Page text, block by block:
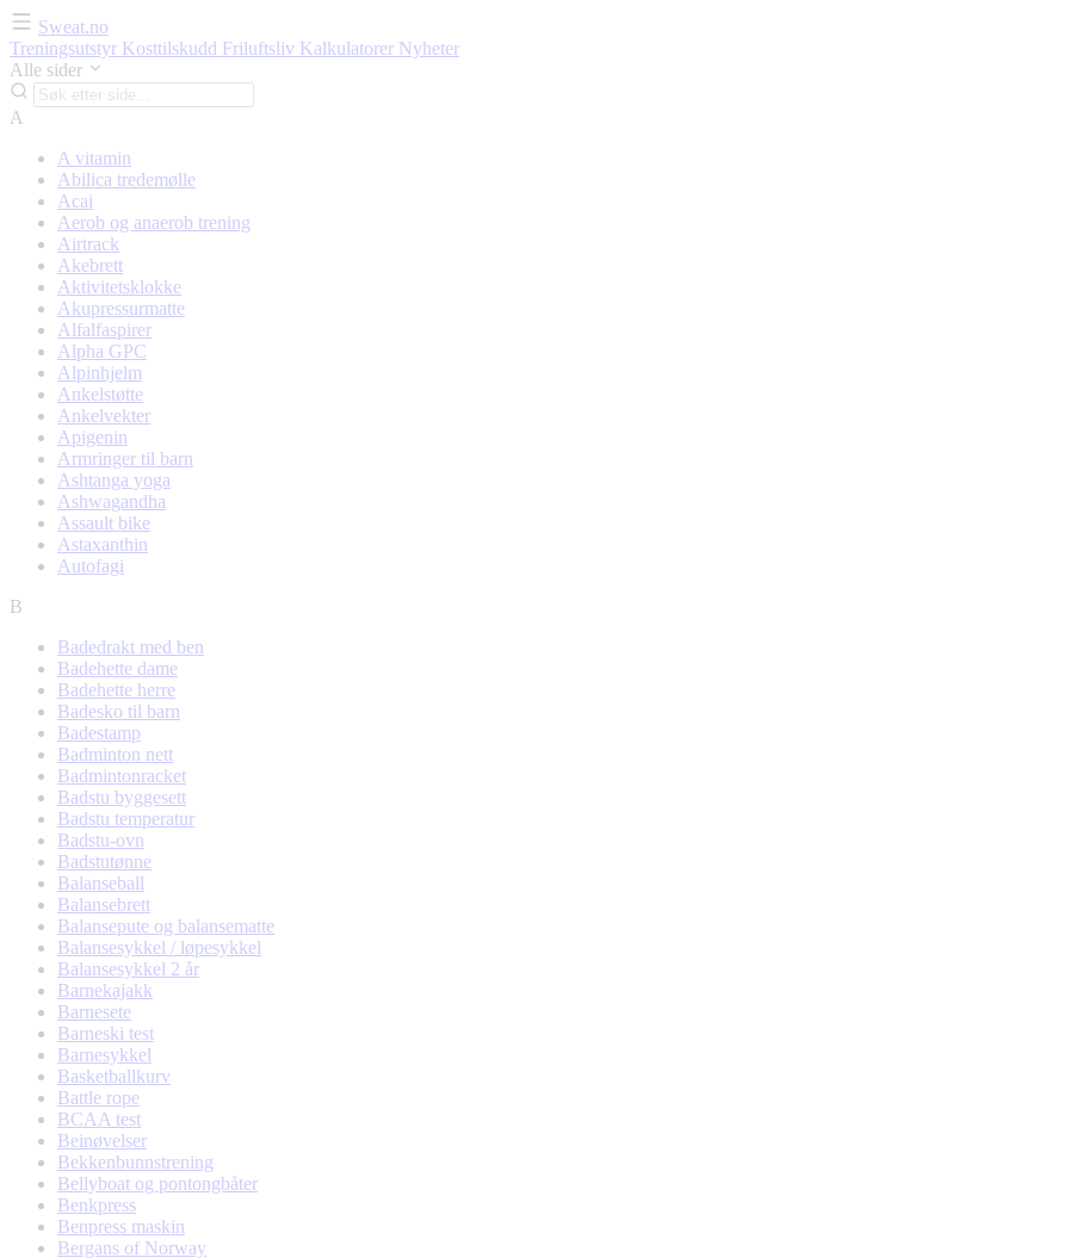
Sweat.no
Treningsutstyr Kosttilskudd Friluftsliv Kalkulatorer Nyheter
Alle sider
A
A vitamin
Abilica tredemølle
Acai
Aerob og anaerob trening
Airtrack
Akebrett
Aktivitetsklokke
Akupressurmatte
Alfalfaspirer
Alpha GPC
Alpinhjelm
Ankelstøtte
Ankelvekter
Apigenin
Armringer til barn
Ashtanga yoga
Ashwagandha
Assault bike
Astaxanthin
Autofagi
B
Badedrakt med ben
Badehette dame
Badehette herre
Badesko til barn
Badestamp
Badminton nett
Badmintonracket
Badstu byggesett
Badstu temperatur
Badstu-ovn
Badstutønne
Balanseball
Balansebrett
Balansepute og balansematte
Balansesykkel / løpesykkel
Balansesykkel 2 år
Barnekajakk
Barnesete
Barneski test
Barnesykkel
Basketballkurv
Battle rope
BCAA test
Beinøvelser
Bekkenbunnstrening
Bellyboat og pontongbåter
Benkpress
Benpress maskin
Bergans of Norway